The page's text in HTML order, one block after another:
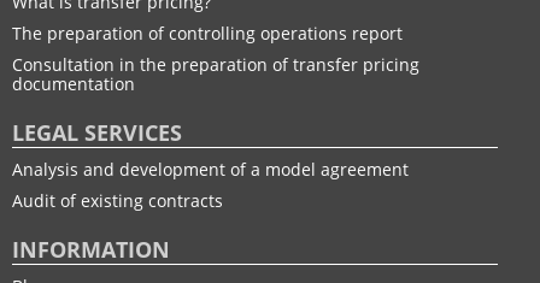
The preparation of controlling operations report
Consultation in the preparation of transfer pricing
documentation
LEGAL SERVICES
Analysis and development of a model agreement
Audit of existing contracts
INFORMATION